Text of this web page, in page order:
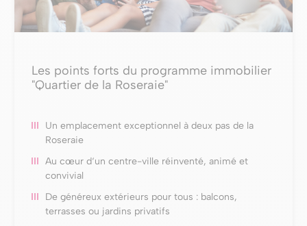
Les points forts du programme immobilier
"Quartier de la Roseraie"
Un emplacement exceptionnel à deux pas de la
Roseraie
Au cœur d‘un centre-ville réinventé, animé et
convivial
De généreux extérieurs pour tous : balcons,
terrasses ou jardins privatifs